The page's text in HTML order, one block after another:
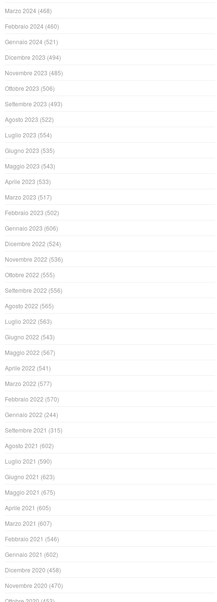
Marzo 2024 (468)
Febbraio 2024 (460)
Gennaio 2024 (521)
Dicembre 2023 (494)
Novembre 2023 (485)
Ottobre 2023 (506)
Settembre 2023 (493)
Agosto 2023 (522)
Luglio 2023 (554)
Giugno 2023 (535)
Maggio 2023 (543)
Aprile 2023 (533)
Marzo 2023 (517)
Febbraio 2023 (502)
Gennaio 2023 (606)
Dicembre 2022 (524)
Novembre 2022 (536)
Ottobre 2022 (555)
Settembre 2022 (556)
Agosto 2022 (565)
Luglio 2022 (563)
Giugno 2022 (543)
Maggio 2022 (567)
Aprile 2022 (541)
Marzo 2022 (577)
Febbraio 2022 (570)
Gennaio 2022 (244)
Settembre 2021 (315)
Agosto 2021 (602)
Luglio 2021 (590)
Giugno 2021 (623)
Maggio 2021 (675)
Aprile 2021 (605)
Marzo 2021 (607)
Febbraio 2021 (546)
Gennaio 2021 (602)
Dicembre 2020 (458)
Novembre 2020 (470)